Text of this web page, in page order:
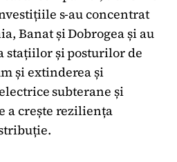
s-au concentrat
Banat și Dobrogea și au
stațiilor și posturilor de
și extinderea și
subterane și
a crește reziliența